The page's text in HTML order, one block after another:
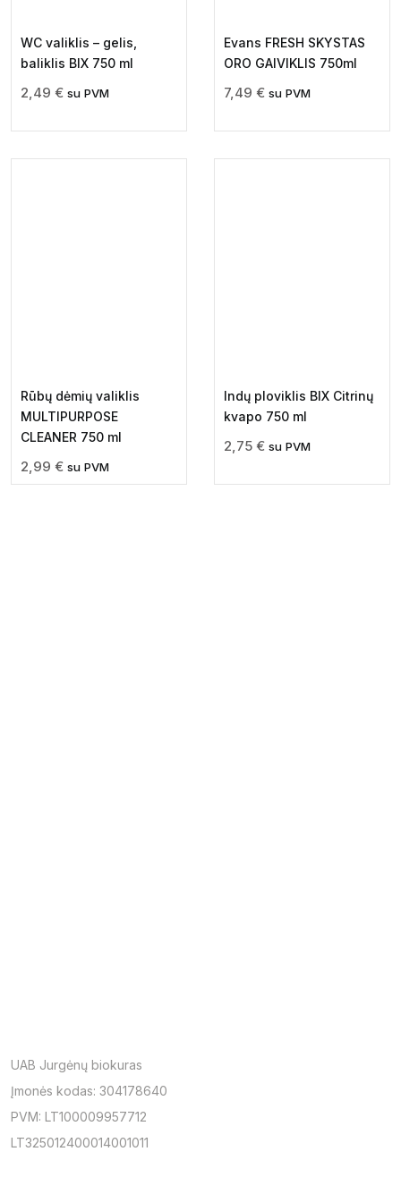
WC valiklis – gelis,
baliklis BIX 750 ml
2,49 € su PVM
Evans FRESH SKYSTAS
ORO GAIVIKLIS 750ml
7,49 € su PVM
Rūbų dėmių valiklis
MULTIPURPOSE
CLEANER 750 ml
2,99 € su PVM
Indų ploviklis BIX Citrinų
kvapo 750 ml
2,75 € su PVM
UAB Jurgėnų biokuras
Įmonės kodas: 304178640
PVM: LT100009957712
LT325012400014001011